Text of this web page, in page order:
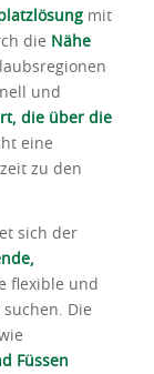
mit
die Nähe
und
die über die
eine
zu den
sich der
flexible und
Die
Füssen